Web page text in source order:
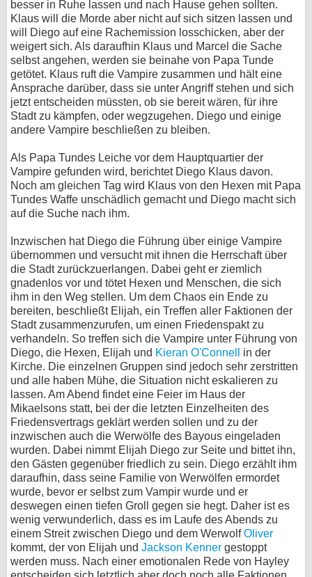
besser in Ruhe lassen und nach Hause gehen sollten.
Klaus will die Morde aber nicht auf sich sitzen lassen und
will Diego auf eine Rachemission losschicken, aber der
weigert sich. Als daraufhin Klaus und Marcel die Sache
selbst angehen, werden sie beinahe von Papa Tunde
getötet. Klaus ruft die Vampire zusammen und hält eine
Ansprache darüber, dass sie unter Angriff stehen und sich
jetzt entscheiden müssten, ob sie bereit wären, für ihre
Stadt zu kämpfen, oder wegzugehen. Diego und einige
andere Vampire beschließen zu bleiben.
Als Papa Tundes Leiche vor dem Hauptquartier der
Vampire gefunden wird, berichtet Diego Klaus davon.
Noch am gleichen Tag wird Klaus von den Hexen mit Papa
Tundes Waffe unschädlich gemacht und Diego macht sich
auf die Suche nach ihm.
Inzwischen hat Diego die Führung über einige Vampire
übernommen und versucht mit ihnen die Herrschaft über
die Stadt zurückzuerlangen. Dabei geht er ziemlich
gnadenlos vor und tötet Hexen und Menschen, die sich
ihm in den Weg stellen. Um dem Chaos ein Ende zu
bereiten, beschließt Elijah, ein Treffen aller Faktionen der
Stadt zusammenzurufen, um einen Friedenspakt zu
verhandeln. So treffen sich die Vampire unter Führung von
Diego, die Hexen, Elijah und Kieran O'Connell
in der
Kirche. Die einzelnen Gruppen sind jedoch sehr zerstritten
und alle haben Mühe, die Situation nicht eskalieren zu
lassen. Am Abend findet eine Feier im Haus der
Mikaelsons statt, bei der die letzten Einzelheiten des
Friedensvertrags geklärt werden sollen und zu der
inzwischen auch die Werwölfe des Bayous eingeladen
wurden. Dabei nimmt Elijah Diego zur Seite und bittet ihn,
den Gästen gegenüber friedlich zu sein. Diego erzählt ihm
daraufhin, dass seine Familie von Werwölfen ermordet
wurde, bevor er selbst zum Vampir wurde und er
deswegen einen tiefen Groll gegen sie hegt. Daher ist es
wenig verwunderlich, dass es im Laufe des Abends zu
einem Streit zwischen Diego und dem WerwolfOliver
kommt, der von Elijah und Jackson Kenner gestoppt
werden muss. Nach einer emotionalen Rede von Hayley